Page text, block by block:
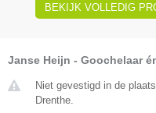
BEKIJK VOLLEDIG
Janse Heijn - Goochelaar
Niet gevestigd in de
Drenthe.